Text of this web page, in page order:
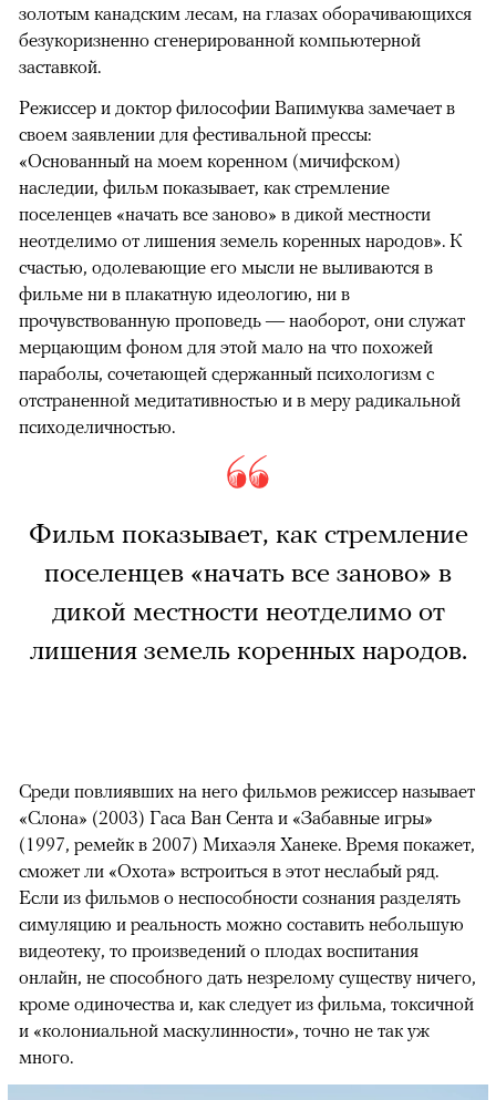
золотым канадским лесам, на глазах оборачивающихся
безукоризненно сгенерированной компьютерной
заставкой.
Режиссер и доктор философии Вапимуква замечает в
своем заявлении для фестивальной прессы:
«Основанный на моем коренном (мичифском)
наследии, фильм показывает, как стремление
поселенцев «начать все заново» в дикой местности
неотделимо от лишения земель коренных народов». К
счастью, одолевающие его мысли не выливаются в
фильме ни в плакатную идеологию, ни в
прочувствованную проповедь — наоборот, они служат
мерцающим фоном для этой мало на что похожей
параболы, сочетающей сдержанный психологизм с
отстраненной медитативностью и в меру радикальной
психоделичностью.
Фильм показывает, как стремление
поселенцев «начать все заново» в
дикой местности неотделимо от
лишения земель коренных народов.
Среди повлиявших на него фильмов режиссер называет
«Слона» (2003) Гаса Ван Сента и «Забавные игры»
(1997, ремейк в 2007) Михаэля Ханеке. Время покажет,
сможет ли «Охота» встроиться в этот неслабый ряд.
Если из фильмов о неспособности сознания разделять
симуляцию и реальность можно составить небольшую
видеотеку, то произведений о плодах воспитания
онлайн, не способного дать незрелому существу ничего,
кроме одиночества и, как следует из фильма, токсичной
и «колониальной маскулинности», точно не так уж
много.